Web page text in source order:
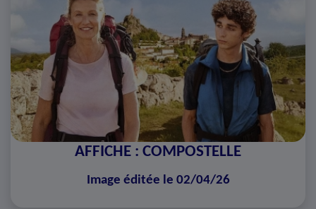
AFFICHE : COMPOSTELLE
Image éditée le 02/04/26